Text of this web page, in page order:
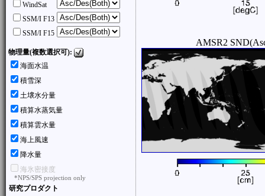
WindSat
SSM/I F13
SSM/I F15
物理量(複数選択可):
海面水温
積雪深
土壌水分量
積算水蒸気量
積算雲水量
海上風速
降水量
海氷密接度
*NPS/SPS projection only
研究プロダクト
AMSR2